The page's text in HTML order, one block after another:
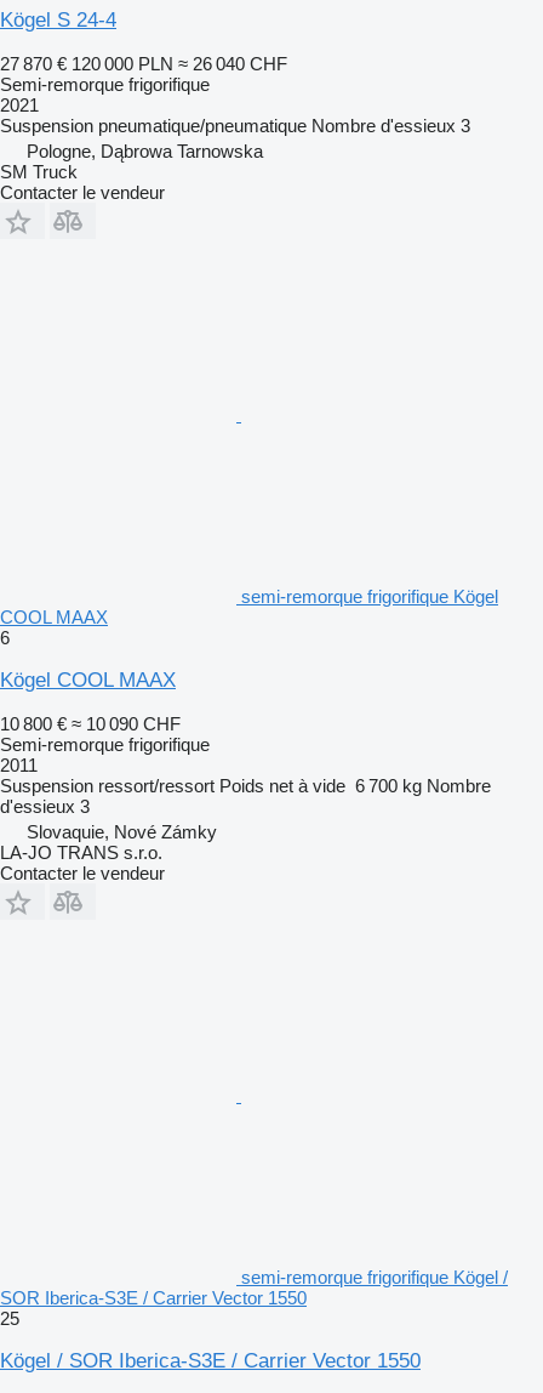
Kögel S 24-4
27 870 € 120 000 PLN ≈ 26 040 CHF
Semi-remorque frigorifique
2021
Suspension pneumatique/pneumatique Nombre d'essieux 3
Pologne, Dąbrowa Tarnowska
SM Truck
Contacter le vendeur
semi-remorque frigorifique Kögel
COOL MAAX
6
Kögel COOL MAAX
10 800 € ≈ 10 090 CHF
Semi-remorque frigorifique
2011
Suspension ressort/ressort Poids net à vide 6 700 kg Nombre
d'essieux 3
Slovaquie, Nové Zámky
LA-JO TRANS s.r.o.
Contacter le vendeur
semi-remorque frigorifique Kögel /
SOR Iberica-S3E / Carrier Vector 1550
25
Kögel / SOR Iberica-S3E / Carrier Vector 1550